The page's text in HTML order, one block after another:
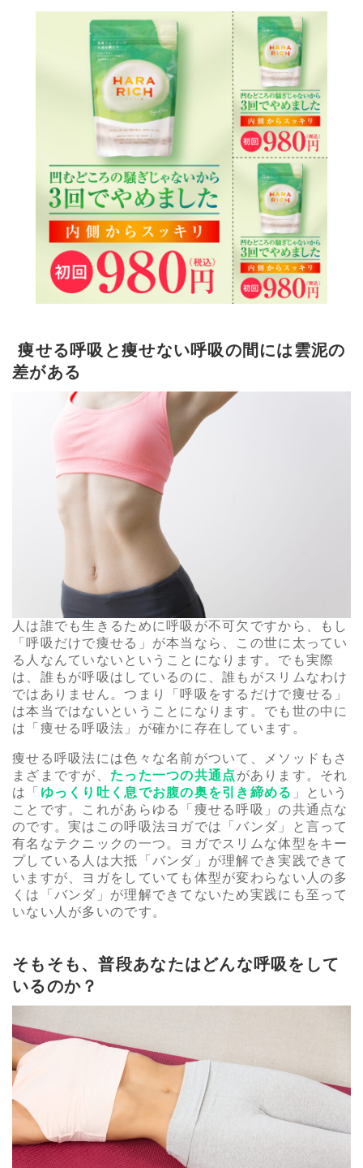
痩せる呼吸と痩せない呼吸の間には雲泥の
差がある
人は誰でも生きるために呼吸が不可欠ですから、もし
「呼吸だけで痩せる」が本当なら、この世に太ってい
る人なんていないということになります。でも実際
は、誰もが呼吸はしているのに、誰もがスリムなわけ
ではありません。つまり「呼吸をするだけで痩せる」
は本当ではないということになります。でも世の中に
は「痩せる呼吸法」が確かに存在しています。
痩せる呼吸法には色々な名前がついて、メソッドもさ
まざまですが、 たった一つの共通点 があります。それ
は「 ゆっくり吐く息でお腹の奥を引き締める 」という
ことです。これがあらゆる「痩せる呼吸」の共通点な
のです。実はこの呼吸法ヨガでは「バンダ」と言って
有名なテクニックの一つ。ヨガでスリムな体型をキー
プしている人は大抵「バンダ」が理解でき実践できて
いますが、ヨガをしていても体型が変わらない人の多
くは「バンダ」が理解できてないため実践にも至って
いない人が多いのです。
そもそも、普段あなたはどんな呼吸をして
いるのか？